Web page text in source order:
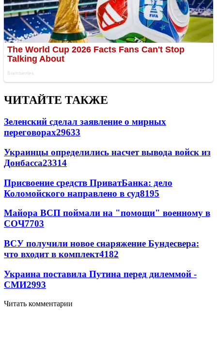
ЧИТАЙТЕ ТАКЖЕ
Зеленский сделал заявление о мирных
переговорах29633
Украинцы определились насчет вывода войск из
Донбасса23314
Присвоение средств ПриватБанка: дело
Коломойского направлено в суд8195
Майора ВСП поймали на "помощи" военному в
СОЧ7703
ВСУ получили новое снаряжение Бундесвера:
что входит в комплект4182
Украина поставила Путина перед дилеммой -
СМИ2993
Читать комментарии